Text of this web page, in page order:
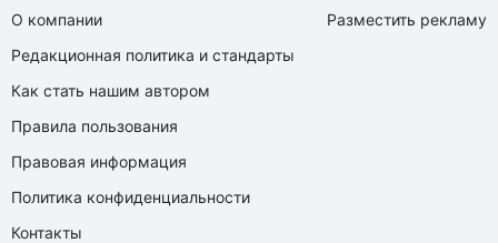
О компании
Редакционная политика и стандарты
Как стать нашим автором
Правила пользования
Правовая информация
Политика конфиденциальности
Контакты
Разместить рекламу